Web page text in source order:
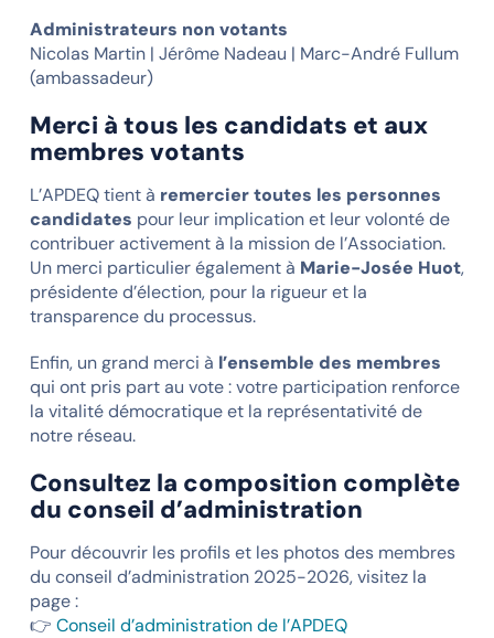
Administrateurs non votants
Nicolas Martin | Jérôme Nadeau | Marc-André Fullum
(ambassadeur)
Merci à tous les candidats et aux
membres votants
L’APDEQ tient à remercier toutes les personnes
candidates pour leur implication et leur volonté de
contribuer activement à la mission de l’Association.
Un merci particulier également à Marie-Josée Huot,
présidente d’élection, pour la rigueur et la
transparence du processus.
Enfin, un grand merci à l’ensemble des membres
qui ont pris part au vote : votre participation renforce
la vitalité démocratique et la représentativité de
notre réseau.
Consultez la composition complète
du conseil d’administration
Pour découvrir les profils et les photos des membres
du conseil d’administration 2025-2026, visitez la
page :
👉 Conseil d’administration de l’APDEQ